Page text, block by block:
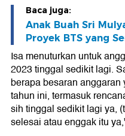
Baca juga:
Anak Buah Sri
Proyek BTS yang
Isa menuturkan untuk
2023 tinggal sedikit lagi.
berapa besaran
tahun ini, termasuk
sih tinggal sedikit lagi ya,
selesai atau enggak itu